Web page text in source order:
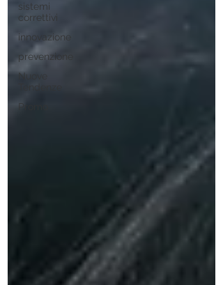
sistemi
correttivi
innovazione
prevenzione
Nuove
Tendenze
Promo